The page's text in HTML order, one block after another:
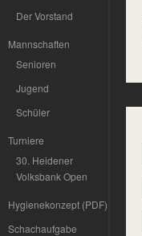
Der Vorstand
Mannschaften
Senioren
Jugend
Schüler
Turniere
30. Heidener
Volksbank Open
Hygienekonzept (PDF)
Schachaufgabe